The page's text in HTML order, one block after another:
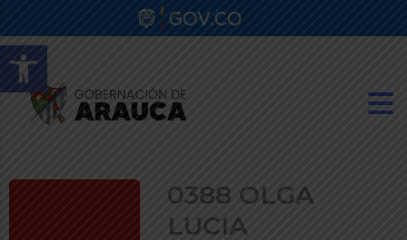
Abrir barra de herramientas
0388 OLGA
LUCIA